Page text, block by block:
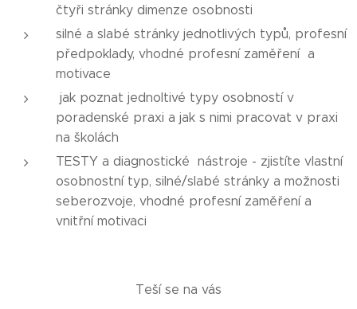
čtyři stránky dimenze osobnosti
silné a slabé stránky jednotlivých typů, profesní
předpoklady, vhodné profesní zaměření a
motivace
jak poznat jednoltivé typy osobností v
poradenské praxi a jak s nimi pracovat v praxi
na školách
TESTY a diagnostické nástroje - zjistíte vlastní
osobnostní typ, silné/slabé stránky a možnosti
seberozvoje, vhodné profesní zaměření a
vnitřní motivaci
Teší se na vás